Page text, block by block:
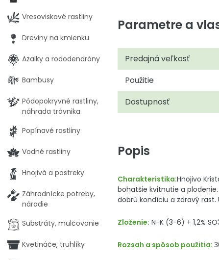
Parametre a
Predajná veľkosť
Použitie
Dostupnosť
Popis
Charakteristika:Hnojivo
bohatšie kvitnutie a
dobrú kondíciu a zdravý rast.
Zloženie: N-K (3-6) + 1,2%
Rozsah a spôsob použitia:
Vresoviskové rastliny
Dreviny na kmienku
Azalky a rododendróny
Bambusy
Pôdopokryvné rastliny,
náhrada trávnika
Popínavé rastliny
Vodné rastliny
Hnojivá a postreky
Záhradnícke potreby,
náradie
Substráty, mulčovanie
Kvetináče, truhlíky